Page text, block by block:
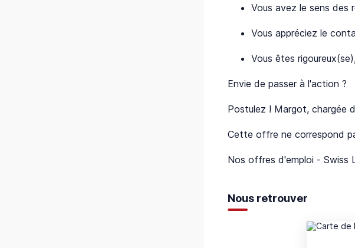
Vous avez le sens des
Vous appréciez le
Vous êtes
Envie de passer à l'action ?
Postulez ! Margot, chargée
Cette offre ne correspond
Nos offres d'emploi - Swiss
Nous retrouver